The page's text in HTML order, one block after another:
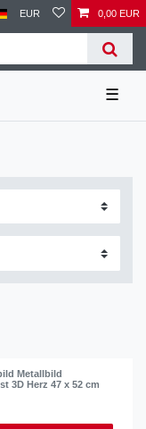
EUR 0,00 EUR
☰
Metallbild
3D Herz 47 x 52 cm